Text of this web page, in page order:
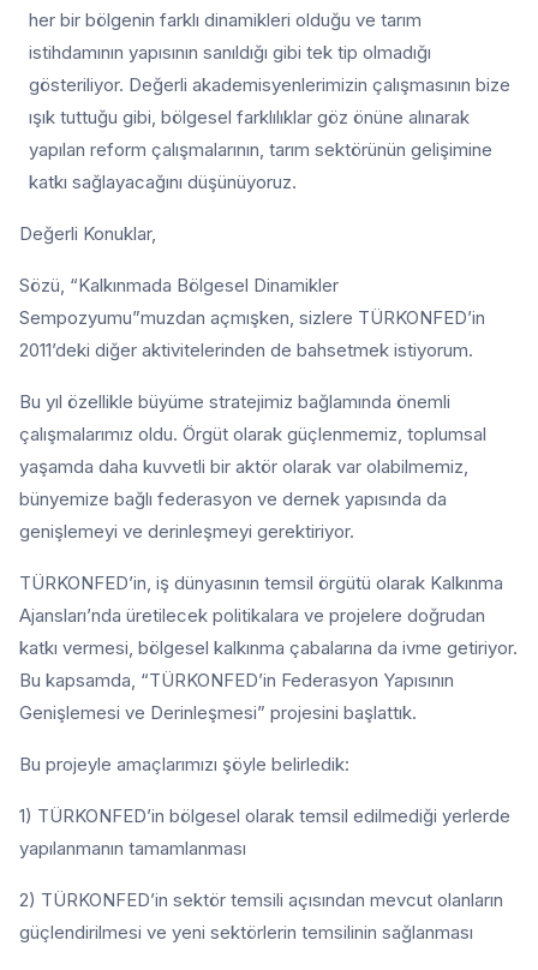
her bir bölgenin farklı dinamikleri olduğu ve tarım
istihdamının yapısının sanıldığı gibi tek tip olmadığı
gösteriliyor. Değerli akademisyenlerimizin çalışmasının bize
ışık tuttuğu gibi, bölgesel farklılıklar göz önüne alınarak
yapılan reform çalışmalarının, tarım sektörünün gelişimine
katkı sağlayacağını düşünüyoruz.
Değerli Konuklar,
Sözü, “Kalkınmada Bölgesel Dinamikler
Sempozyumu”muzdan açmışken, sizlere TÜRKONFED’in
2011’deki diğer aktivitelerinden de bahsetmek istiyorum.
Bu yıl özellikle büyüme stratejimiz bağlamında önemli
çalışmalarımız oldu. Örgüt olarak güçlenmemiz, toplumsal
yaşamda daha kuvvetli bir aktör olarak var olabilmemiz,
bünyemize bağlı federasyon ve dernek yapısında da
genişlemeyi ve derinleşmeyi gerektiriyor.
TÜRKONFED’in, iş dünyasının temsil örgütü olarak Kalkınma
Ajansları’nda üretilecek politikalara ve projelere doğrudan
katkı vermesi, bölgesel kalkınma çabalarına da ivme getiriyor.
Bu kapsamda, “TÜRKONFED’in Federasyon Yapısının
Genişlemesi ve Derinleşmesi” projesini başlattık.
Bu projeyle amaçlarımızı şöyle belirledik:
1) TÜRKONFED’in bölgesel olarak temsil edilmediği yerlerde
yapılanmanın tamamlanması
2) TÜRKONFED’in sektör temsili açısından mevcut olanların
güçlendirilmesi ve yeni sektörlerin temsilinin sağlanması